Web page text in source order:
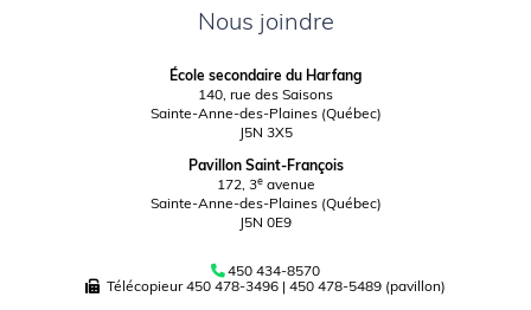
Nous joindre
École secondaire du Harfang
140, rue des Saisons
Sainte-Anne-des-Plaines (Québec)
J5N 3X5
Pavillon Saint-François
172, 3eavenue
Sainte-Anne-des-Plaines (Québec)
J5N 0E9
450 434-8570
Télécopieur450 478-3496| 450 478-5489 (pavillon)